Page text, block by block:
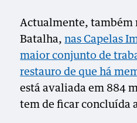
Actualmente, também
Batalha,nas Capelas
maior conjunto de
restauro de que há
está avaliada em 884
tem de ficar concluída